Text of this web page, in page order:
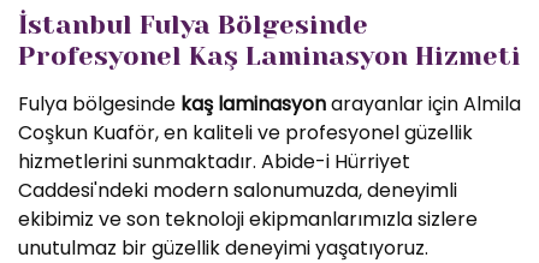
İstanbul Fulya Bölgesinde
Profesyonel Kaş Laminasyon Hizmeti
Fulya bölgesinde kaş laminasyonarayanlar için Almila
Coşkun Kuaför, en kaliteli ve profesyonel güzellik
hizmetlerini sunmaktadır. Abide-i Hürriyet
Caddesi'ndeki modern salonumuzda, deneyimli
ekibimiz ve son teknoloji ekipmanlarımızla sizlere
unutulmaz bir güzellik deneyimi yaşatıyoruz.